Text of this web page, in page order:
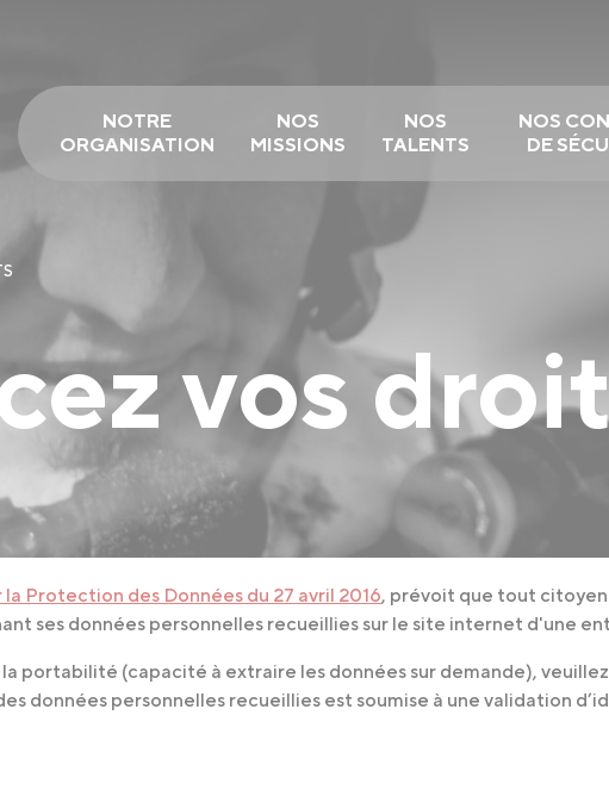
NOTRE
ORGANISATION
NOS
MISSIONS
NOS
TALENTS
NOS
DE
vos
Protection des Données du 27 avril 2016, prévoit que tout
ses données personnelles recueillies sur le site internet d'une
portabilité (capacité à extraire les données sur demande),
données personnelles recueillies est soumise à une validation